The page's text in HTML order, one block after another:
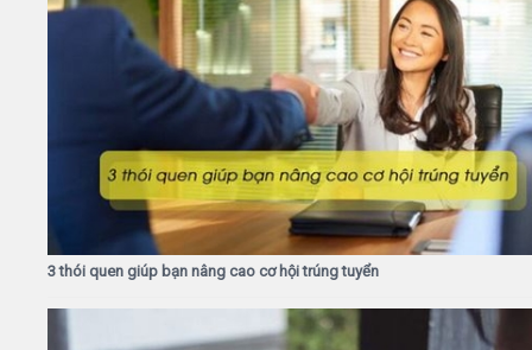
3 thói quen giúp bạn nâng cao cơ hội trúng tuyển